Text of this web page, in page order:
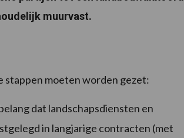
muurvast.
stappen moeten worden gezet:
dat landschapsdiensten en
in langjarige contracten (met